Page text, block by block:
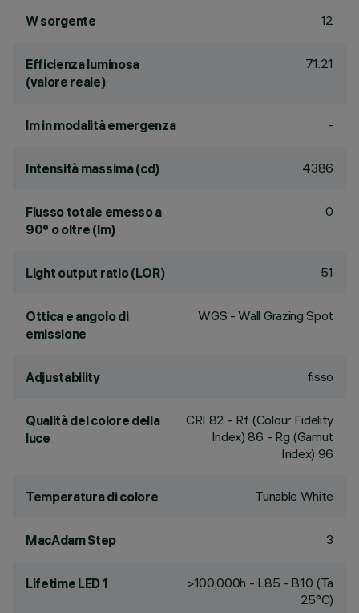
W sorgente 12
Efficienza luminosa
(valore reale)
71.21
lm in modalità emergenza -
Intensità massima (cd) 4386
Flusso totale emesso a
90° o oltre (lm)
0
Light output ratio (LOR) 51
Ottica e angolo di
emissione
WGS - Wall Grazing Spot
Adjustability fisso
Qualità del colore della
luce
CRI 82 - Rf (Colour Fidelity
Index) 86 - Rg (Gamut
Index) 96
Temperatura di colore Tunable White
MacAdam Step 3
Lifetime LED 1
>100,000h - L85 - B10 (Ta
25°C)